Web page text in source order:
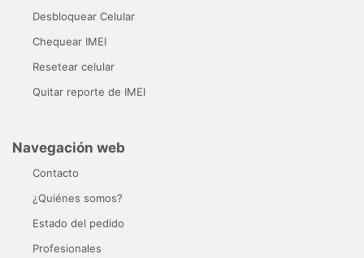
Desbloquear Celular
Chequear IMEI
Resetear celular
Quitar reporte de IMEI
Navegación web
Contacto
¿Quiénes somos?
Estado del pedido
Profesionales